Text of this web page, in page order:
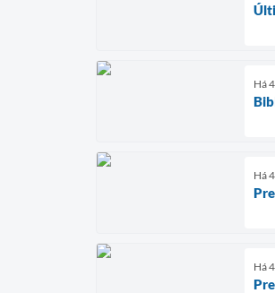
Há
Há
Há